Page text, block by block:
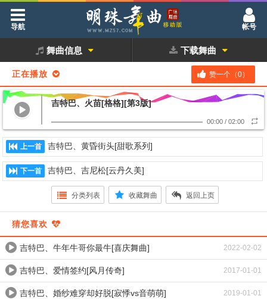
导航 帐号
舞曲信息 下载舞曲
正在播放 赞一个（0）
吉特巴、火苗[格格][第3版]
00:00 / 02:00
上一首 吉特巴、黄昏街头[甜歌系列]
下一首 吉特巴、吉尼松[云丹久美]
分类列表 收藏舞曲 返回上页
猜您喜欢
吉特巴、牛年牛哥你最牛[喜庆舞曲] 2022-02-02
吉特巴、爱情签约[风月传奇] 2017-01-01
吉特巴、婚纱难穿却好脱[寂悸vs音萌萌] 2019-01-01